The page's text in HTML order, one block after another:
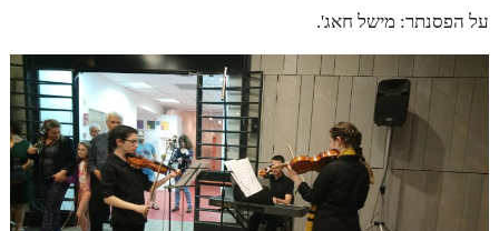
על הפסנתר: מישל חאג'.